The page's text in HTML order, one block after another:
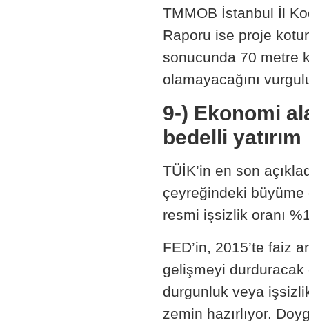
TMMOB İstanbul İl
Raporu ise proje
sonucunda 70 metre
olamayacağını
9-) Ekonomi
bedelli yatırım
TÜİK’in en son
çeyreğindeki
resmi işsizlik oranı
FED’in, 2015’te faiz
gelişmeyi durduracak
durgunluk veya
zemin hazırlıyor.